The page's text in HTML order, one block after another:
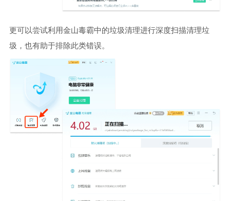
更可以尝试利用金山毒霸中的垃圾清理进行深度扫描清理垃
圾，也有助于排除此类错误。